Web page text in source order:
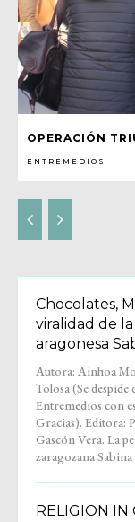
OPERACIÓN
ENTREMEDIOS
Chocolates,
viralidad de
aragonesa
Autora: Ainhoa
Tolosa (Se despide
Entremedios con
Gracias). Editora: Patricia
Gascón Vera. La periodista
zaragozana
tras años como
televisión y locutora de
para grandes
comenzó su andadura en
RELIGION IN